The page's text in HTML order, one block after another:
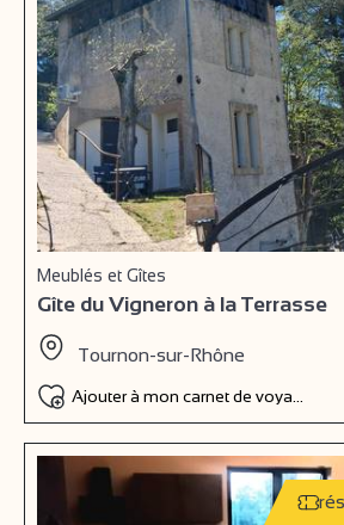
Meublés et Gîtes
Gîte du Vigneron à la Terrasse
Tournon-sur-Rhône
Ajouter à mon carnet de voyage